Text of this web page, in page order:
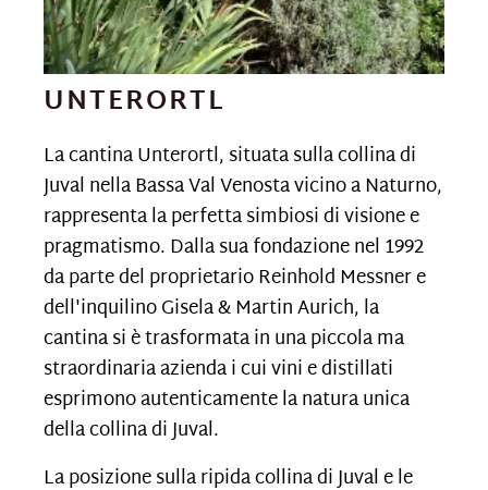
UNTERORTL
La cantina Unterortl, situata sulla collina di
Juval nella Bassa Val Venosta vicino a Naturno,
rappresenta la perfetta simbiosi di visione e
pragmatismo. Dalla sua fondazione nel 1992
da parte del proprietario Reinhold Messner e
dell'inquilino Gisela & Martin Aurich, la
cantina si è trasformata in una piccola ma
straordinaria azienda i cui vini e distillati
esprimono autenticamente lanatura unica
della collina di Juval.
La posizione sulla ripida collina di Juval e le